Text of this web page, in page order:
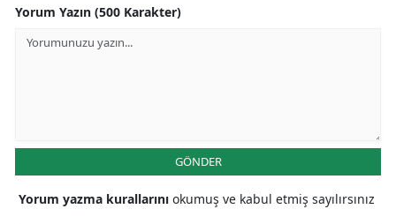
Yorum Yazın (500 Karakter)
GÖNDER
Yorum yazma kurallarını okumuş ve kabul etmiş sayılırsınız